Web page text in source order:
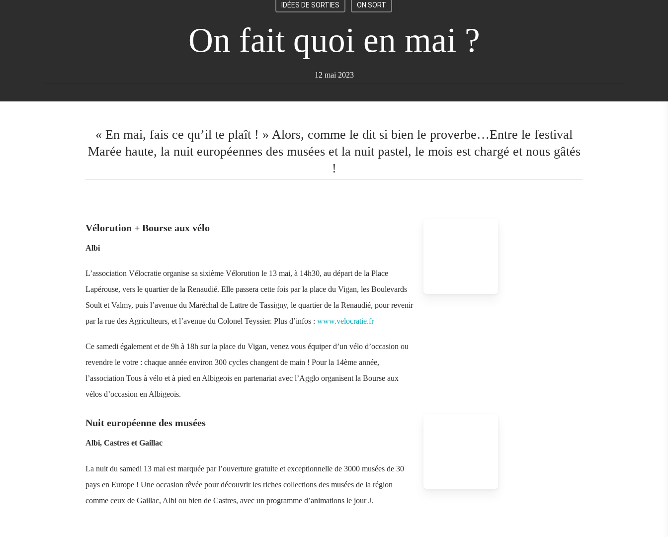
IDÉES DE SORTIES ON SORT
On fait quoi en mai ?
12 mai 2023
« En mai, fais ce qu’il te plaît ! » Alors, comme le dit si bien le proverbe…Entre le festival
Marée haute, la nuit européennes des musées et la nuit pastel, le mois est chargé et nous gâtés
!
Vélorution + Bourse aux vélo
Albi
L’association Vélocratie organise sa sixième Vélorution le 13 mai, à 14h30, au départ de la Place
Lapérouse, vers le quartier de la Renaudié. Elle passera cette fois par la place du Vigan, les Boulevards
Soult et Valmy, puis l’avenue du Maréchal de Lattre de Tassigny, le quartier de la Renaudié, pour revenir
par la rue des Agriculteurs, et l’avenue du Colonel Teyssier. Plus d’infos :www.velocratie.fr
Ce samedi également et de 9h à 18h sur la place du Vigan, venez vous équiper d’un vélo d’occasion ou
revendre le votre : chaque année environ 300 cycles changent de main ! Pour la 14ème année,
l’association Tous à vélo et à pied en Albigeois en partenariat avec l’Agglo organisent la Bourse aux
vélos d’occasion en Albigeois.
Nuit européenne des musées
Albi, Castres et Gaillac
La nuit du samedi 13 mai est marquée par l’ouverture gratuite et exceptionnelle de 3000 musées de 30
pays en Europe ! Une occasion rêvée pour découvrir les riches collections des musées de la région
comme ceux de Gaillac, Albi ou bien de Castres, avec un programme d’animations le jour J.